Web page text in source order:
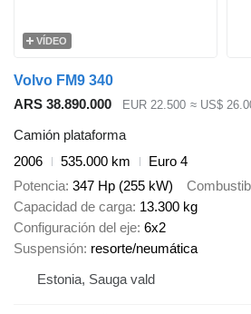
VÍDEO
Volvo FM9 340
ARS 38.890.000
EUR 22.500 ≈ US$
Camión plataforma
2006
535.000 km
Euro 4
Potencia 347 Hp (255 kW)
Capacidad de carga 13.300 kg
Configuración del eje 6x2
Suspensión resorte/neumática
Estonia, Sauga vald